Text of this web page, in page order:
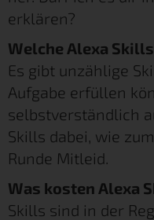
erklären?
Welche Alexa
Es gibt unzählige
Aufgabe erfüllen
selbstverständlich
Skills dabei, wie
Runde Mitleid.
Was kosten Alexa
Skills sind in der